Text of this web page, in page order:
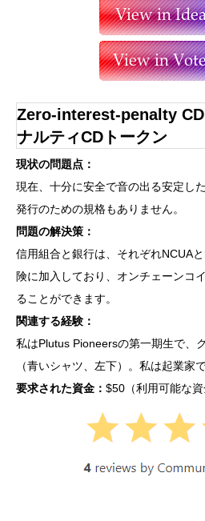
Zero-interest-penalty
ナルティCDトークン
現状の問題点：
現在、十分に安全で音の出る安定し
発行のための規格もありません。
問題の解決策：
信用組合と銀行は、それぞれNCUA
険に加入しており、オンチェーンコ
ることができます。
関連する経験：
私はPlutus Pioneersの第一期生で、
（青いシャツ、左下）。私は起業家で
要求された資金： $50（利用可能な資